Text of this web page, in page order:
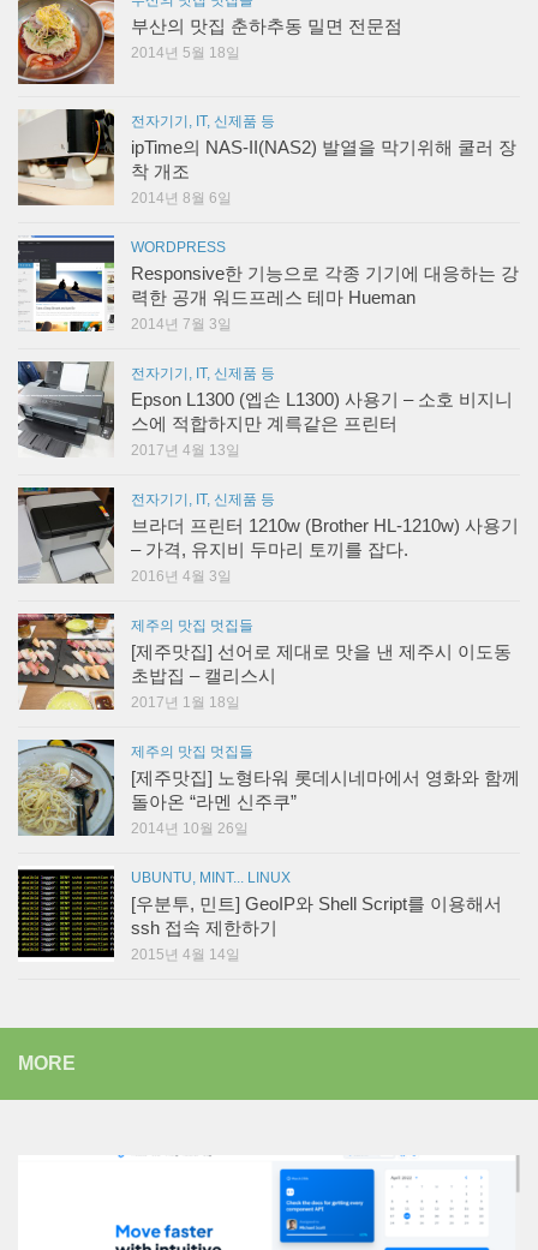
부산의 맛집 춘하추동 밀면 전문점
2014년 5월 18일
전자기기, IT, 신제품 등
ipTime의 NAS-II(NAS2) 발열을 막기위해 쿨러 장
착 개조
2014년 8월 6일
WORDPRESS
Responsive한 기능으로 각종 기기에 대응하는 강
력한 공개 워드프레스 테마 Hueman
2014년 7월 3일
전자기기, IT, 신제품 등
Epson L1300 (엡손 L1300) 사용기 – 소호 비지니
스에 적합하지만 계륵같은 프린터
2017년 4월 13일
전자기기, IT, 신제품 등
브라더 프린터 1210w (Brother HL-1210w) 사용기
– 가격, 유지비 두마리 토끼를 잡다.
2016년 4월 3일
제주의 맛집 멋집들
[제주맛집] 선어로 제대로 맛을 낸 제주시 이도동
초밥집 – 캘리스시
2017년 1월 18일
제주의 맛집 멋집들
[제주맛집] 노형타워 롯데시네마에서 영화와 함께
돌아온 “라멘 신주쿠”
2014년 10월 26일
UBUNTU, MINT... LINUX
[우분투, 민트] GeoIP와 Shell Script를 이용해서
ssh 접속 제한하기
2015년 4월 14일
MORE